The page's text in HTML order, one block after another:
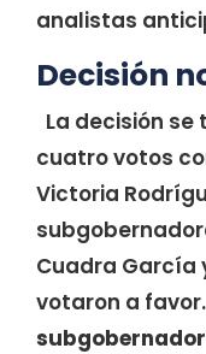
analistas
Decisión
La decisión
cuatro votos
Victoria
Cuadra García
votaron a